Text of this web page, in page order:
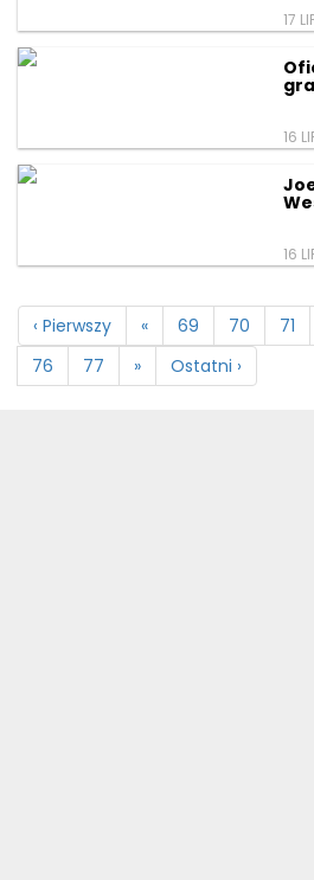
17
16
16
‹ Pierwszy « 69 70 71
76
77 » Ostatni ›